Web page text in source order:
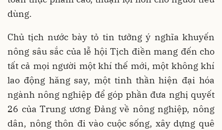
dùng.
Chủ tịch nước bày tỏ tin tưởng ý nghĩa khuyến
nông sâu sắc của lễ hội Tịch điền mang đến cho
tất cả mọi người một khí thế mới, một không khí
lao động hăng say, một tinh thần hiện đại hóa
ngành nông nghiệp để góp phần đưa nghị quyết
26 của Trung ương Đảng về nông nghiệp, nông
dân, nông thôn đi vào cuộc sống, xây dựng quê